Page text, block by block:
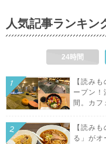
人気記事ランキン
24時間
【読み
ープン！
間。カフ
【読み
る」がオ